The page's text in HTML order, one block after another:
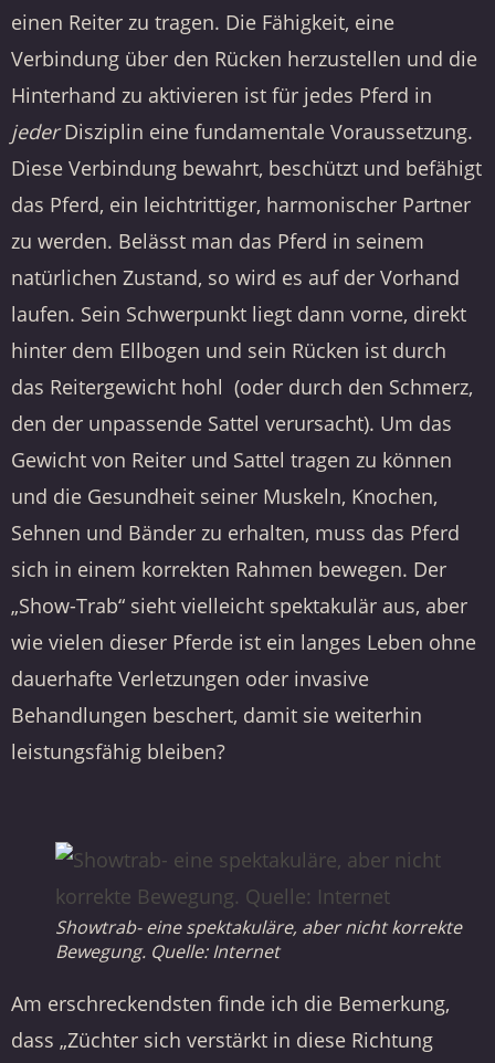
einen Reiter zu tragen. Die Fähigkeit, eine
Verbindung über den Rücken herzustellen und die
Hinterhand zu aktivieren ist für jedes Pferd in
jederDisziplin eine fundamentale Voraussetzung.
Diese Verbindung bewahrt, beschützt und befähigt
das Pferd, ein leichtrittiger, harmonischer Partner
zu werden. Belässt man das Pferd in seinem
natürlichen Zustand, so wird es auf der Vorhand
laufen. Sein Schwerpunkt liegt dann vorne, direkt
hinter dem Ellbogen und sein Rücken ist durch
das Reitergewicht hohl (oder durch den Schmerz,
den der unpassende Sattel verursacht). Um das
Gewicht von Reiter und Sattel tragen zu können
und die Gesundheit seiner Muskeln, Knochen,
Sehnen und Bänder zu erhalten, muss das Pferd
sich in einem korrekten Rahmen bewegen. Der
„Show-Trab“ sieht vielleicht spektakulär aus, aber
wie vielen dieser Pferde ist ein langes Leben ohne
dauerhafte Verletzungen oder invasive
Behandlungen beschert, damit sie weiterhin
leistungsfähig bleiben?
Showtrab- eine spektakuläre, aber nicht korrekte
Bewegung. Quelle: Internet
Am erschreckendsten finde ich die Bemerkung,
dass „Züchter sich verstärkt in diese Richtung